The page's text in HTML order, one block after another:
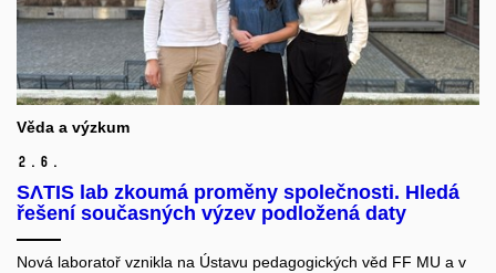
Věda a výzkum
2. 6.
SΛTIS lab zkoumá proměny společnosti. Hledá
řešení současných výzev podložená daty
Nová laboratoř vznikla na Ústavu pedagogických věd FF MU a v